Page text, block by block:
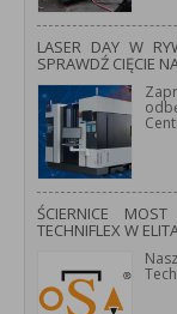
LASER DAY W
SPRAWDŹ CIĘCIE
ŚCIERNICE
TECHNIFLEX W